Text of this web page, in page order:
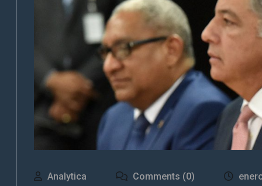
Analytica Comments (0)